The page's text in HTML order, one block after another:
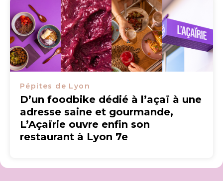
Pépites de Lyon
D’un foodbike dédié à l’açaï à une
adresse saine et gourmande,
L’Açaïrie ouvre enfin son
restaurant à Lyon 7e